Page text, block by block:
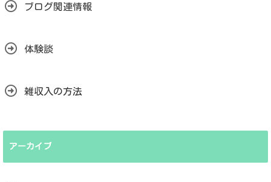
ブログ関連情報
体験談
雑収入の方法
アーカイブ